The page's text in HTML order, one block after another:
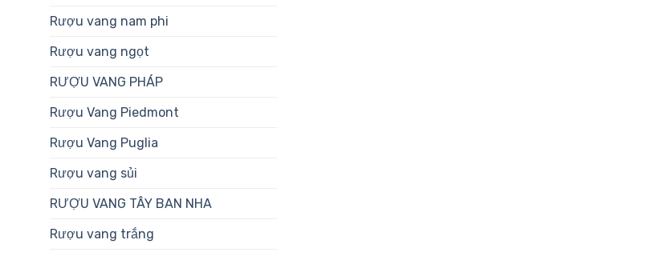
Rượu vang nam phi
Rượu vang ngọt
RƯỢU VANG PHÁP
Rượu Vang Piedmont
Rượu Vang Puglia
Rượu vang sủi
RƯỢU VANG TÂY BAN NHA
Rượu vang trắng